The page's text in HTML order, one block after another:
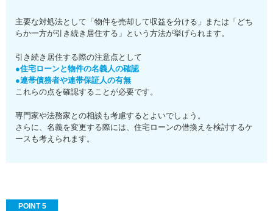
主要な対処法として「物件を売却して収益を分ける」または「どち
らか一方が引き続き居住する」という方法が挙げられます。
引き続き居住する際の注意点として
●住宅ローンと物件の名義人の確認
●連帯債務者や連帯保証人の有無
これらの点を確認することが必要です。
専門家や法務家との相談も考慮するとよいでしょう。
さらに、名義を変更する際には、住宅ローンの借換えを検討するケ
ースも考えられます。
POINT 5